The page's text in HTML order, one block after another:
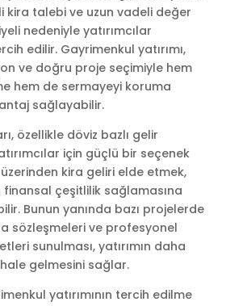
kira talebi ve uzun vadeli değer
nedeniyle yatırımcılar
edilir. Gayrimenkul yatırımı,
ve doğru proje seçimiyle hem
hem de sermayeyi koruma
sağlayabilir.
özellikle döviz bazlı gelir
için güçlü bir seçenek
kira geliri elde etmek,
finansal çeşitlilik sağlamasına
Bunun yanında bazı projelerde
sözleşmeleri ve profesyonel
sunulması, yatırımın daha
gelmesini sağlar.
yatırımının tercih edilme